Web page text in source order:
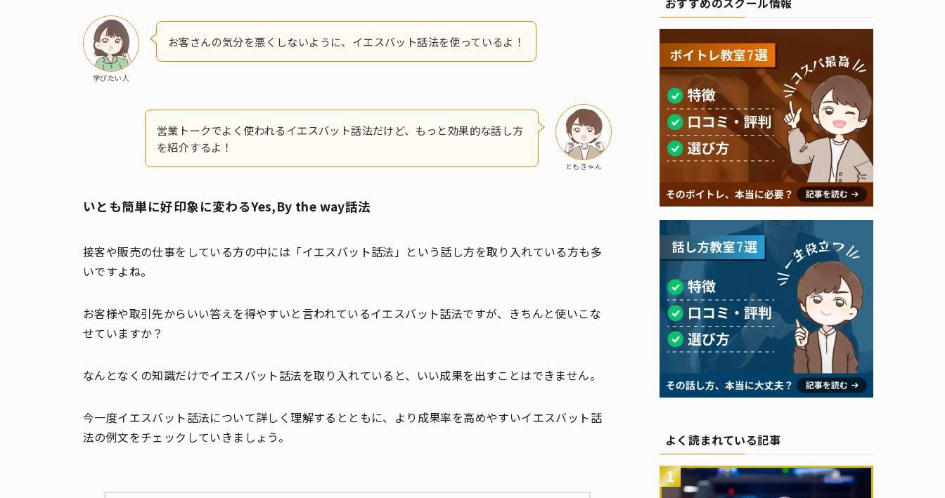
学びたい人
お客さんの気分を悪くしないように、イエスバット話法を使っているよ！
ともきゃん
営業トークでよく使われるイエスバット話法だけど、もっと効果的な話し方
を紹介するよ！
いとも簡単に好印象に変わるYes,By the way話法
接客や販売の仕事をしている方の中には「イエスバット話法」という話し方を取り入れている方も多
いですよね。
お客様や取引先からいい答えを得やすいと言われているイエスバット話法ですが、きちんと使いこな
せていますか？
なんとなくの知識だけでイエスバット話法を取り入れていると、いい成果を出すことはできません。
今一度イエスバット話法について詳しく理解するとともに、より成果率を高めやすいイエスバット話
法の例文をチェックしていきましょう。
よく読まれている記事
1